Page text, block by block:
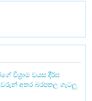
විශ්‍රාම වයස දීර්ඝ
අතර බරපතල ගැටලු